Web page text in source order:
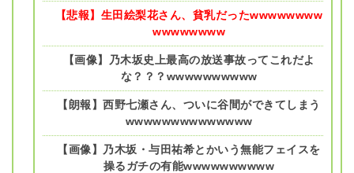
【悲報】生田絵梨花さん、貧乳だったwwwwwwww
wwwwwwww
【画像】乃木坂史上最高の放送事故ってこれだよ
な？？？wwwwwwwwww
【朗報】西野七瀬さん、ついに谷間ができてしまう
wwwwwwwwwwwwww
【画像】乃木坂・与田祐希とかいう無能フェイスを
操るガチの有能wwwwwwwwww